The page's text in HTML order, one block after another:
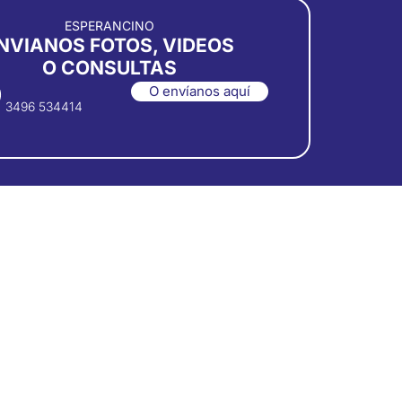
ESPERANCINO
FOTOS, VIDEOS
O CONSULTAS
3496 534414
O envíanos aquí